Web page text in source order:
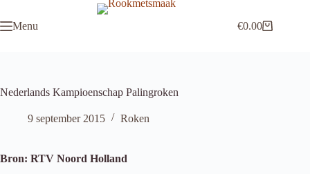
de Menu Winkelwagen
€0.00
Nederlands Kampioenschap Palingroken
9 september 2015 Roken
Bron: RTV Noord Holland